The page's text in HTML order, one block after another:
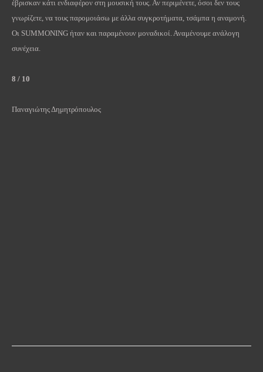
έβρισκαν κάτι ενδιαφέρον στη μουσική τους. Αν περιμένετε, όσοι δεν τους
γνωρίζετε, να τους παρομοιάσω με άλλα συγκροτήματα, τσάμπα η αναμονή.
Οι SUMMONING ήταν και παραμένουν μοναδικοί. Αναμένουμε ανάλογη
συνέχεια.
8 / 10
Παναγιώτης Δημητρόπουλος